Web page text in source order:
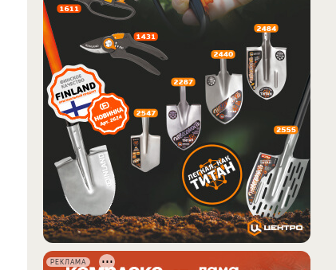
РЕКЛАМА